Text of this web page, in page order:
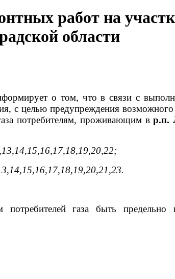
работ на
области
о том, что в связи с
с целью предупреждения
потребителям, проживающим вр.п.
потребителей газа быть